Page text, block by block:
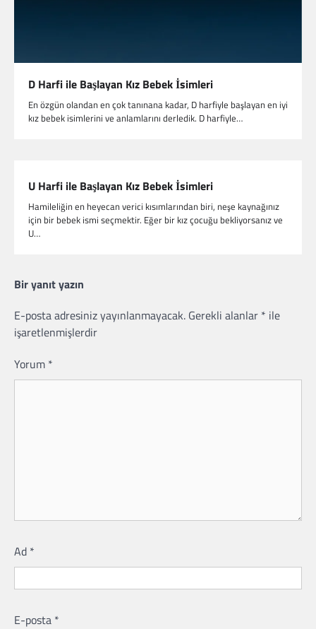
D Harfi ile Başlayan Kız Bebek İsimleri
En özgün olandan en çok tanınana kadar, D harfiyle başlayan en iyi
kız bebek isimlerini ve anlamlarını derledik. D harfiyle…
U Harfi ile Başlayan Kız Bebek İsimleri
Hamileliğin en heyecan verici kısımlarından biri, neşe kaynağınız
için bir bebek ismi seçmektir. Eğer bir kız çocuğu bekliyorsanız ve
U…
Bir yanıt yazın
E-posta adresiniz yayınlanmayacak. Gerekli alanlar * ile
işaretlenmişlerdir
Yorum *
Ad *
E-posta *